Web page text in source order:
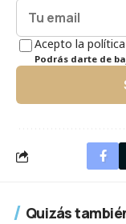
Acepto la
Podrás darte de
Quizás